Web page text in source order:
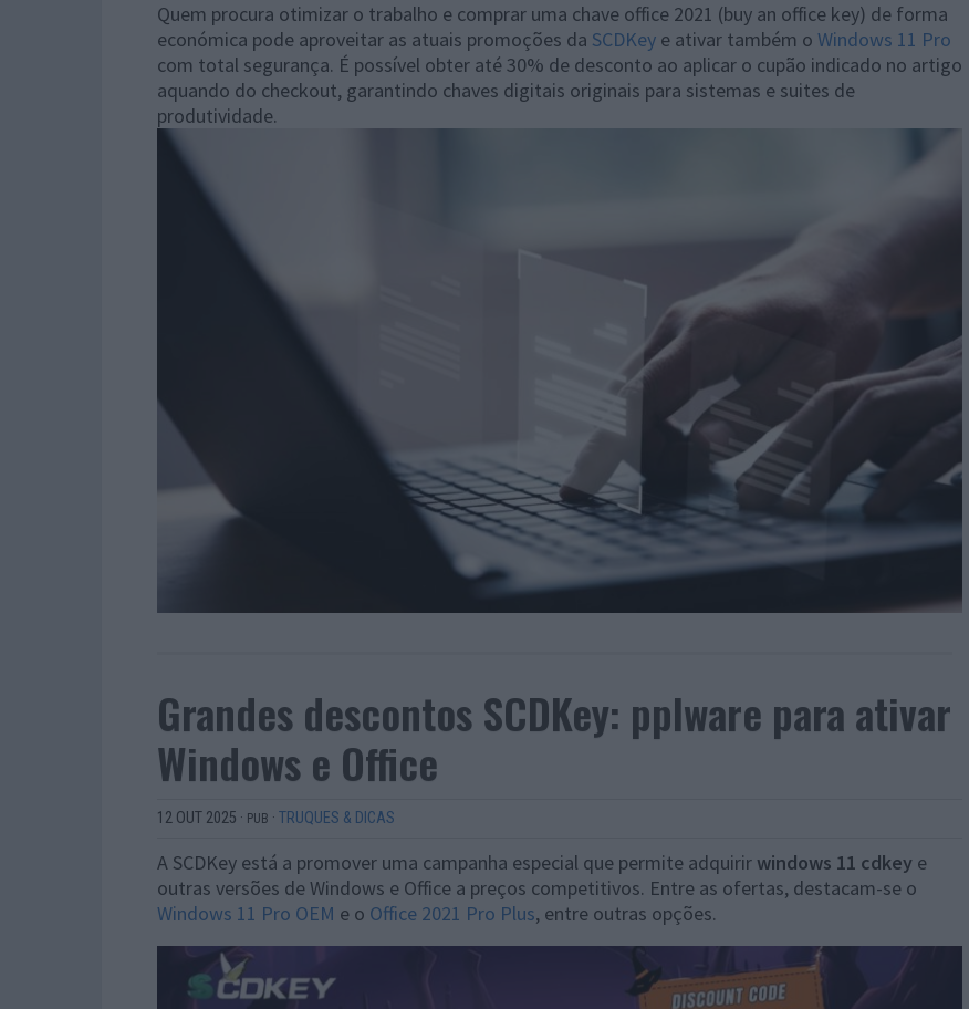
Quem procura otimizar o trabalho e comprar uma chave office 2021 (buy an office key) de forma
económica pode aproveitar as atuais promoções da SCDKey e ativar também o Windows 11 Pro
com total segurança. É possível obter até 30% de desconto ao aplicar o cupão indicado no artigo
aquando do checkout, garantindo chaves digitais originais para sistemas e suites de
produtividade.
Grandes descontos SCDKey: pplware para ativar
Windows e Office
12 OUT 2025 · PUB · TRUQUES & DICAS
A SCDKey está a promover uma campanha especial que permite adquirir windows 11 cdkey e
outras versões de Windows e Office a preços competitivos. Entre as ofertas, destacam-se o
Windows 11 Pro OEM e o Office 2021 Pro Plus, entre outras opções.